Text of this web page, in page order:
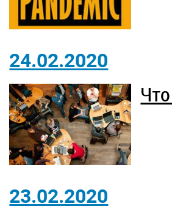
24.02.2020
23.02.2020